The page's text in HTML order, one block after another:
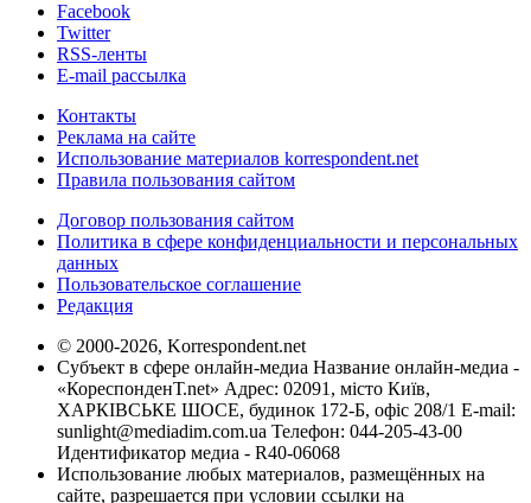
Facebook
Twitter
RSS-ленты
E-mail рассылка
Контакты
Реклама на сайте
Использование материалов korrespondent.net
Правила пользования сайтом
Договор пользования сайтом
Политика в сфере конфиденциальности и персональных
данных
Пользовательское соглашение
Редакция
© 2000-2026, Korrespondent.net
Субъект в сфере онлайн-медиа Название онлайн-медиа -
«КореспонденТ.net» Адрес: 02091, місто Київ,
ХАРКІВСЬКЕ ШОСЕ, будинок 172-Б, офіс 208/1 E-mail:
sunlight@mediadim.com.ua Телефон: 044-205-43-00
Идентификатор медиа - R40-06068
Использование любых материалов, размещённых на
сайте, разрешается при условии ссылки на